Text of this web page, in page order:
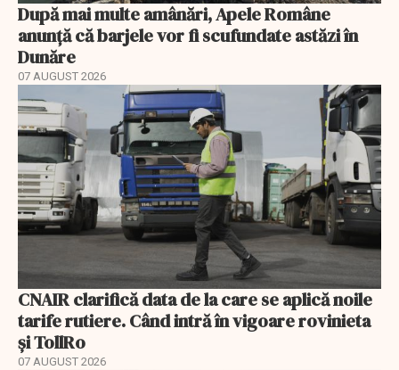
După mai multe amânări, Apele Române
anunță că barjele vor fi scufundate astăzi în
Dunăre
07 AUGUST 2026
CNAIR clarifică data de la care se aplică noile
tarife rutiere. Când intră în vigoare rovinieta
și TollRo
07 AUGUST 2026